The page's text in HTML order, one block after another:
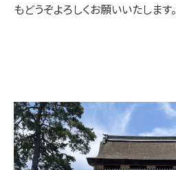
もどうぞよろしくお願いいたします。